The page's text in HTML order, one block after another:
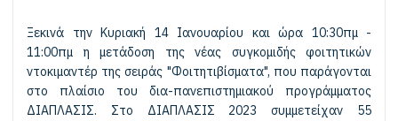
Ξεκινά την Κυριακή 14 Ιανουαρίου και ώρα 10:30πμ -
11:00πμ η μετάδοση της νέας συγκομιδής φοιτητικών
ντοκιμαντέρ της σειράς "Φοιτητιβίσματα", που παράγονται
στο πλαίσιο του δια-πανεπιστημιακού προγράμματος
ΔΙΑΠΛΑΣΙΣ. Στο ΔΙΑΠΛΑΣΙΣ 2023 συμμετείχαν 55